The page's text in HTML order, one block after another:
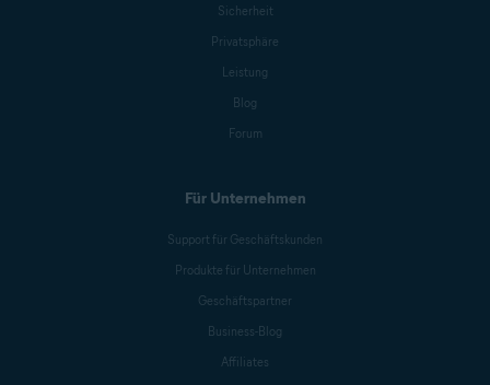
Sicherheit
Privatsphäre
Leistung
Blog
Forum
Für Unternehmen
Support für Geschäftskunden
Produkte für Unternehmen
Geschäftspartner
Business-Blog
Affiliates